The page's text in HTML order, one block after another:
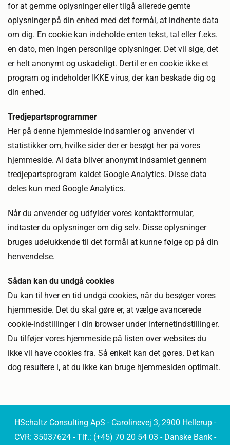
for at gemme oplysninger eller tilgå allerede gemte
oplysninger på din enhed med det formål, at indhente data
om dig. En cookie kan indeholde enten tekst, tal eller f.eks.
en dato, men ingen personlige oplysninger. Det vil sige, det
er helt anonymt og uskadeligt. Dertil er en cookie ikke et
program og indeholder IKKE virus, der kan beskade dig og
din enhed.
Tredjepartsprogrammer
Her på denne hjemmeside indsamler og anvender vi
statistikker om, hvilke sider der er besøgt her på vores
hjemmeside. Al data bliver anonymt indsamlet gennem
tredjepartsprogram kaldet Google Analytics. Disse data
deles kun med Google Analytics.
Når du anvender og udfylder vores kontaktformular,
indtaster du oplysninger om dig selv. Disse oplysninger
bruges udelukkende til det formål at kunne følge op på din
henvendelse.
Sådan kan du undgå cookies
Du kan til hver en tid undgå cookies, når du besøger vores
hjemmeside. Det du skal gøre er, at vælge avancerede
cookie-indstillinger i din browser under internetindstillinger.
Du tilføjer vores hjemmeside på listen over websites du
ikke vil have cookies fra. Så enkelt kan det gøres. Det kan
dog resultere i, at du ikke kan bruge hjemmesiden optimalt.
HSchaltz Consulting ApS - Carolinevej 3, 2900 Hellerup -
CVR: 35037624 - Tlf.: (+45) 70 20 54 03 - Danske Bank -